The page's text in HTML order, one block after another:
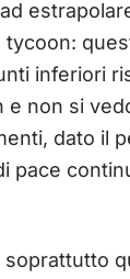
tycoon:
inferiori
e non si
dato il
pace